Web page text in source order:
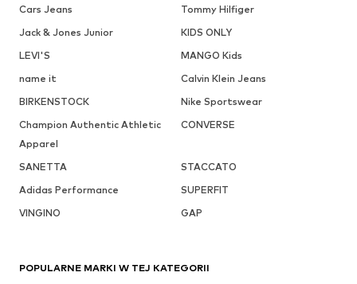
Cars Jeans
Tommy Hilfiger
Jack & Jones Junior
KIDS ONLY
LEVI'S
MANGO Kids
name it
Calvin Klein Jeans
BIRKENSTOCK
Nike Sportswear
Champion Authentic Athletic
Apparel
CONVERSE
SANETTA
STACCATO
Adidas Performance
SUPERFIT
VINGINO
GAP
POPULARNE MARKI W TEJ KATEGORII